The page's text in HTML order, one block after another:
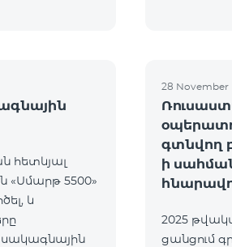
հետևյալ
«Սմարթ 5500»
և
սակագնային
28 November
գտնվող
ի
2025
ցանցում